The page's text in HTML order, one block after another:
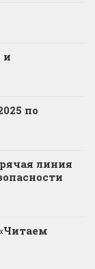
и
по
линия